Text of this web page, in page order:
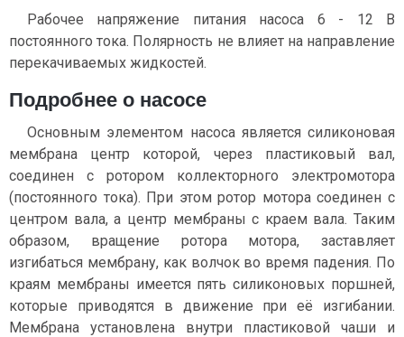
Рабочее напряжение питания насоса 6 - 12 В
постоянного тока. Полярность не влияет на направление
перекачиваемых жидкостей.
Подробнее о насосе
Основным элементом насоса является силиконовая
мембрана центр которой, через пластиковый вал,
соединен с ротором коллекторного электромотора
(постоянного тока). При этом ротор мотора соединен с
центром вала, а центр мембраны с краем вала. Таким
образом, вращение ротора мотора, заставляет
изгибаться мембрану, как волчок во время падения. По
краям мембраны имеется пять силиконовых поршней,
которые приводятся в движение при её изгибании.
Мембрана установлена внутри пластиковой чаши и